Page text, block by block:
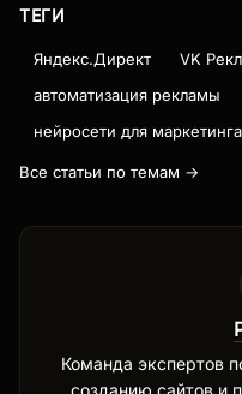
ТЕГИ
Яндекс.Директ VK
автоматизация рекламы
нейросети для маркетинга
Все статьи по темам →
Команда экспертов
созданию сайтов и